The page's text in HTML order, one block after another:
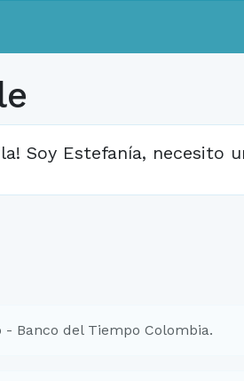
Soy Estefanía, necesito
Banco del Tiempo Colombia.